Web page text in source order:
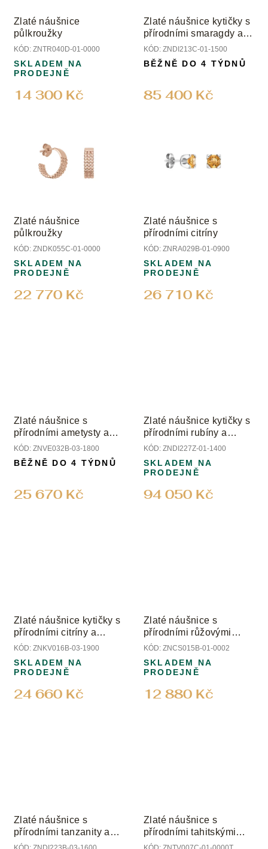
o
d
u
k
ů
Zlaté náušnice
půlkroužky
KÓD: ZNTR040D-01-0000
14 300 Kč
SKLADEM NA
PRODEJNĚ
Zlaté náušnice kytičky s
přírodními smaragdy a
diamanty
KÓD: ZNDI213C-01-1500
85 400 Kč
BĚŽNĚ DO 4 TÝDNŮ
Zlaté náušnice
půlkroužky
KÓD: ZNDK055C-01-0000
22 770 Kč
SKLADEM NA
PRODEJNĚ
Zlaté náušnice s
přírodními citríny
KÓD: ZNRA029B-01-0900
26 710 Kč
SKLADEM NA
PRODEJNĚ
Zlaté náušnice s
přírodními ametysty a
diamanty
KÓD: ZNVE032B-03-1800
25 670 Kč
BĚŽNĚ DO 4 TÝDNŮ
Zlaté náušnice kytičky s
přírodními rubíny a
diamanty
KÓD: ZNDI227Z-01-1400
94 050 Kč
SKLADEM NA
PRODEJNĚ
Zlaté náušnice kytičky s
přírodními citríny a
diamanty
KÓD: ZNKV016B-03-1900
24 660 Kč
SKLADEM NA
PRODEJNĚ
Zlaté náušnice s
přírodními růžovými
turmalíny
KÓD: ZNCS015B-01-0002
12 880 Kč
SKLADEM NA
PRODEJNĚ
Zlaté náušnice s
přírodními tanzanity a
diamanty
Zlaté náušnice s
přírodními tahitskými
perlami